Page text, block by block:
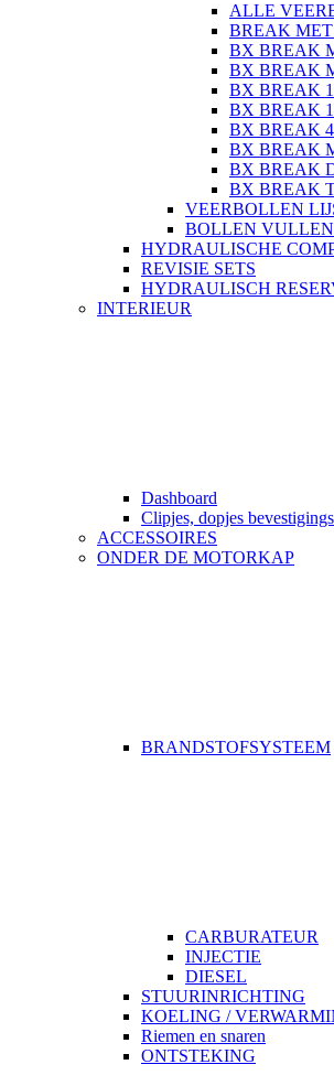
ALLE
BREAK MET
BX BREAK
BX BREAK
BX BREAK
BX BREAK
BX BREAK
BX BREAK
BX BREAK
BX BREAK
VEERBOLLEN
BOLLEN
HYDRAULISCHE
REVISIE SETS
HYDRAULISCH
INTERIEUR
Dashboard
Clipjes, dopjes
ACCESSOIRES
ONDER DE MOTORKAP
BRANDSTOFSYSTEEM
CARBURATEUR
INJECTIE
DIESEL
STUURINRICHTING
KOELING /
Riemen en snaren
ONTSTEKING